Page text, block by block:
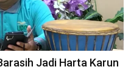
Jadi Harta Karun